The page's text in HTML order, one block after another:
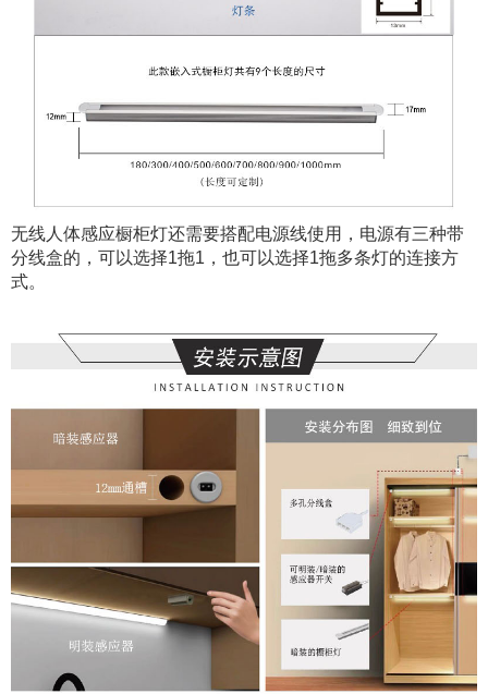
无线人体感应橱柜灯还需要搭配电源线使用，电源有三种带
分线盒的，可以选择1拖1，也可以选择1拖多条灯的连接方
式。